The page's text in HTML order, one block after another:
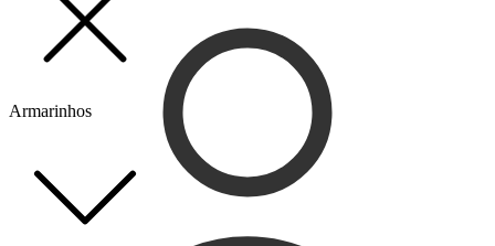
Armarinhos